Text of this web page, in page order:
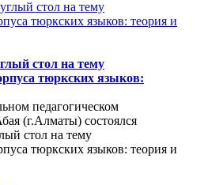
стол на тему
тюркских языков:
педагогическом
(г.Алматы) состоялся
стол на тему
тюркских языков: теория и